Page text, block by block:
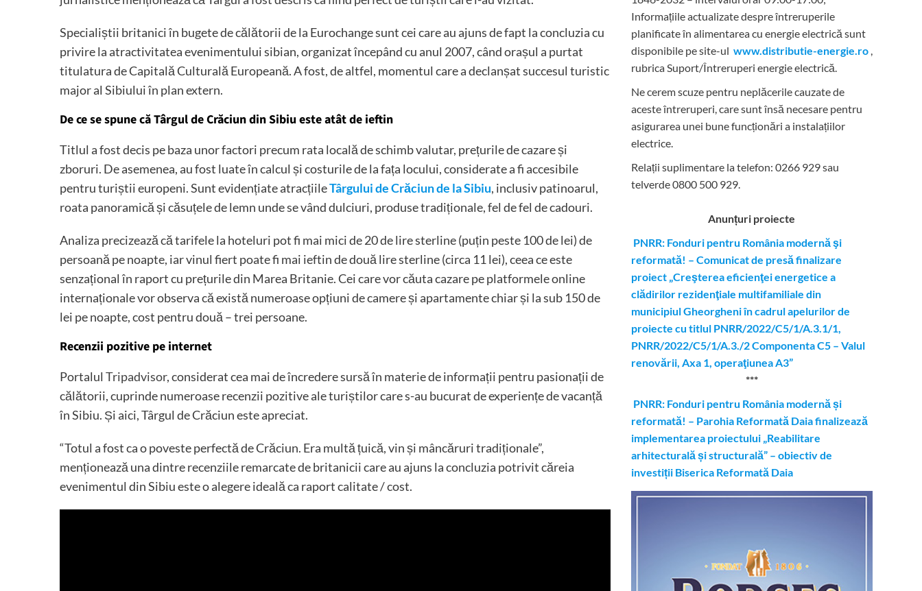
Specialiștii britanici în bugete de călătorii de la Eurochange sunt cei care au ajuns de fapt la concluzia cu
privire la atractivitatea evenimentului sibian, organizat începând cu anul 2007, când orașul a purtat
titulatura de Capitală Culturală Europeană. A fost, de altfel, momentul care a declanșat succesul turistic
major al Sibiului în plan extern.
De ce se spune că Târgul de Crăciun din Sibiu este atât de ieftin
Titlul a fost decis pe baza unor factori precum rata locală de schimb valutar, prețurile de cazare și
zboruri. De asemenea, au fost luate în calcul și costurile de la fața locului, considerate a fi accesibile
pentru turiștii europeni. Sunt evidențiate atracțiileTârgului de Crăciun de la Sibiu, inclusiv patinoarul,
roata panoramică și căsuțele de lemn unde se vând dulciuri, produse tradiționale, fel de fel de cadouri.
Analiza precizează că tarifele la hoteluri pot fi mai mici de 20 de lire sterline (puțin peste 100 de lei) de
persoană pe noapte, iar vinul fiert poate fi mai ieftin de două lire sterline (circa 11 lei), ceea ce este
senzațional în raport cu prețurile din Marea Britanie. Cei care vor căuta cazare pe platformele online
internaționale vor observa că există numeroase opțiuni de camere și apartamente chiar și la sub 150 de
lei pe noapte, cost pentru două – trei persoane.
Recenzii pozitive pe internet
Portalul Tripadvisor, considerat cea mai de încredere sursă în materie de informații pentru pasionații de
călătorii, cuprinde numeroase recenzii pozitive ale turiștilor care s-au bucurat de experiențe de vacanță
în Sibiu. Și aici, Târgul de Crăciun este apreciat.
“Totul a fost ca o poveste perfectă de Crăciun. Era multă țuică, vin și mâncăruri tradiționale”,
menționează una dintre recenziile remarcate de britanicii care au ajuns la concluzia potrivit căreia
evenimentul din Sibiu este o alegere ideală ca raport calitate / cost.
Informațiile actualizate despre întreruperile
planificate în alimentarea cu energie electrică sunt
disponibile pe site-ul www.distributie-energie.ro ,
rubrica Suport/Întreruperi energie electrică.
Ne cerem scuze pentru neplăcerile cauzate de
aceste întreruperi, care sunt însă necesare pentru
asigurarea unei bune funcționări a instalațiilor
electrice.
Relații suplimentare la telefon: 0266 929 sau
telverde 0800 500 929.
Anunțuri proiecte
PNRR: Fonduri pentru România modernă şi
reformată! – Comunicat de presă finalizare
proiect „Creşterea eficienţei energetice a
clădirilor rezidenţiale multifamiliale din
municipiul Gheorgheni în cadrul apelurilor de
proiecte cu titlul PNRR/2022/C5/1/A.3.1/1,
PNRR/2022/C5/1/A.3./2 Componenta C5 – Valul
renovării, Axa 1, operaţiunea A3”
***
PNRR: Fonduri pentru România modernă și
reformată! – Parohia Reformată Daia finalizează
implementarea proiectului „Reabilitare
arhitecturală și structurală” – obiectiv de
investiții Biserica Reformată Daia